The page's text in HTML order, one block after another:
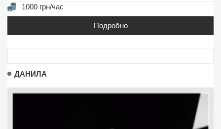
1000 грн/час
Подробно
ДАНИЛА